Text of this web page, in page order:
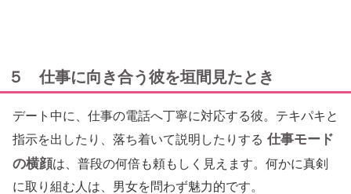
５ 仕事に向き合う彼を垣間見たとき
デート中に、仕事の電話へ丁寧に対応する彼。テキパキと
指示を出したり、落ち着いて説明したりする 仕事モード
の横顔は、普段の何倍も頼もしく見えます。何かに真剣
に取り組む人は、男女を問わず魅力的です。